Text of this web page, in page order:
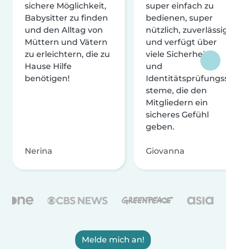
sichere Möglichkeit,
Babysitter zu finden
und den Alltag von
Müttern und Vätern
zu erleichtern, die zu
Hause Hilfe
benötigen!
Nerina
super einfach zu
bedienen, super
nützlich,
und verfügt über
viele Sicherheits-
und
steme, die den
Mitgliedern ein
sicheres Gefühl
geben.
Giovanna
Melde mich an!